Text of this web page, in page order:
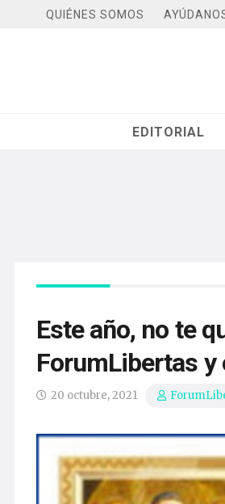
QUIÉNES SOMOS
EDITORIAL
Este año, no te
ForumLibertas
20 octubre, 2021